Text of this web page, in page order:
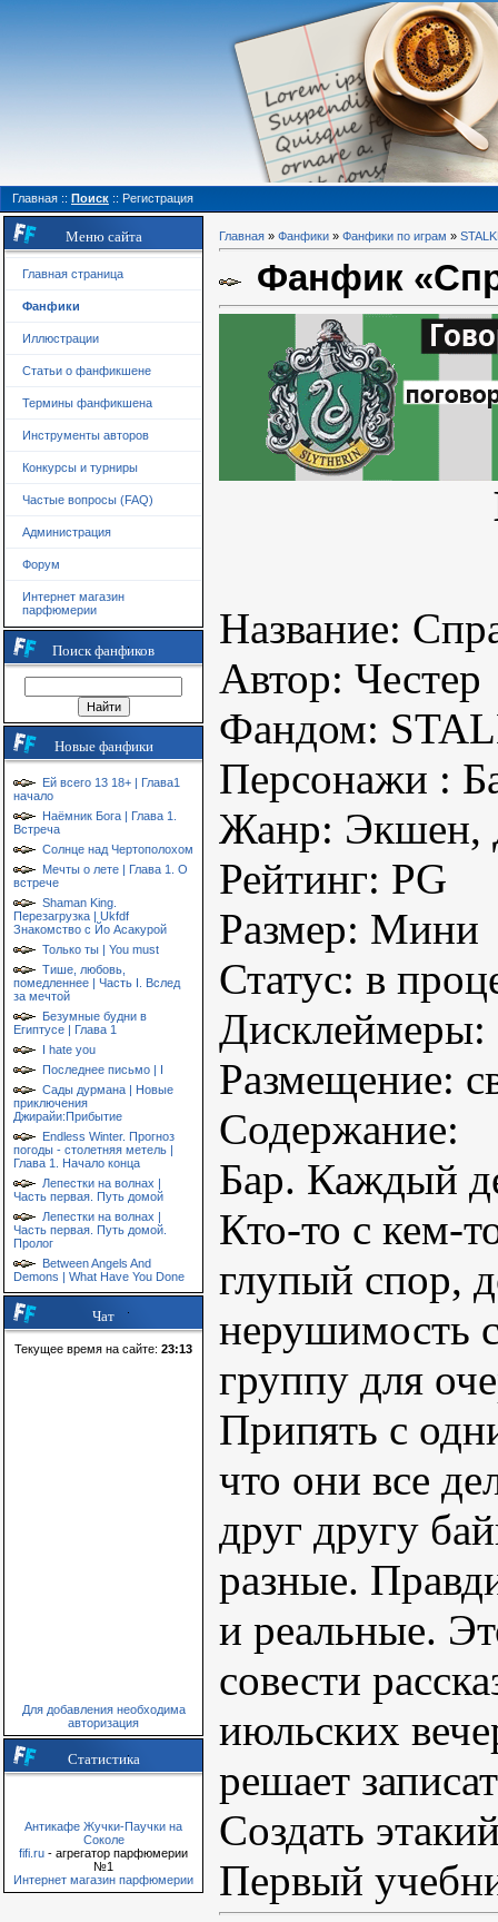
Главная :: Поиск :: Регистрация
Меню сайта
Главная страница
Фанфики
Иллюстрации
Статьи о фанфикшене
Термины фанфикшена
Инструменты авторов
Конкурсы и турниры
Частые вопросы (FAQ)
Администрация
Форум
Интернет магазин
парфюмерии
Поиск фанфиков
Новые фанфики
Ей всего 13 18+ | Глава1
начало
Наёмник Бога | Глава 1.
Встреча
Солнце над Чертополохом
Мечты о лете | Глава 1. О
встрече
Shaman King.
Перезагрузка | Ukfdf
Знакомство с Йо Асакурой
Только ты | You must
Тише, любовь,
помедленнее | Часть I. Вслед
за мечтой
Безумные будни в
Египтусе | Глава 1
I hate you
Последнее письмо | I
Сады дурмана | Новые
приключения
Джирайи:Прибытие
Endless Winter. Прогноз
погоды - столетняя метель |
Глава 1. Начало конца
Лепестки на волнах |
Часть первая. Путь домой
Лепестки на волнах |
Часть первая. Путь домой.
Пролог
Between Angels And
Demons | What Have You Done
Чат
Текущее время на сайте: 23:13
Для добавления необходима
авторизация
Статистика
Антикафе Жучки-Паучки на
Соколе
fifi.ru - агрегатор парфюмерии
№1
Интернет магазин парфюмерии
Главная » Фанфики » Фанфики по играм »
Фанфик
Название:
Автор: Честер
Фандом:
Персонажи :
Жанр: Экшен,
Рейтинг: PG
Размер: Мини
Статус: в
Размещение:
Содержание:
Бар. Каждый
Кто-то с кем-
глупый спор,
нерушимость
группу для
Припять с
что они все
друг другу
разные.
и реальные.
совести
июльских
решает
Создать
Первый